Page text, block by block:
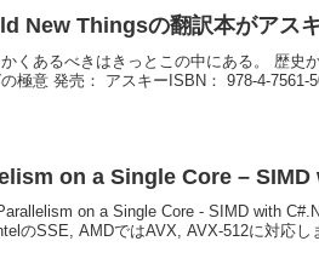
New Thingsの翻訳本がアス
くあるべきはきっとこの中にある。 歴史
極意 発売： アスキーISBN： 978-4-7561-
on a Single Core – SIMD
on a Single Core - SIMD with
のSSE, AMDではAVX, AVX-512に対応し